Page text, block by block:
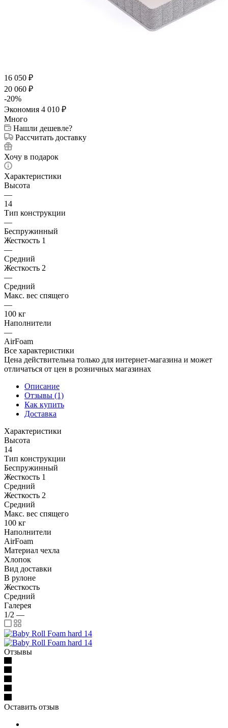
16 050 ₽
20 060 ₽
-20%
Экономия 4 010 ₽
Много
Нашли дешевле?
Рассчитать доставку
Хочу в подарок
Характеристики
Высота
—
14
Тип конструкции
—
Беспружинный
Жесткость 1
—
Средний
Жесткость 2
—
Средний
Макс. вес спящего
—
100 кг
Наполнители
—
AirFoam
Все характеристики
Цена действительна только для интернет-магазина и может
отличаться от цен в розничных магазинах
Описание
Отзывы (1)
Как купить
Доставка
Характеристики
Высота
14
Тип конструкции
Беспружинный
Жесткость 1
Средний
Жесткость 2
Средний
Макс. вес спящего
100 кг
Наполнители
AirFoam
Материал чехла
Хлопок
Вид доставки
В рулоне
Жесткость
Средний
Галерея
1/2 —
Отзывы
Оставить отзыв